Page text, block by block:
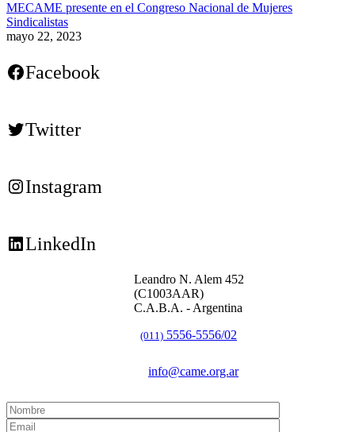
MECAME presente en el Congreso Nacional de Mujeres
Sindicalistas
mayo 22, 2023
Facebook
Twitter
Instagram
LinkedIn
Leandro N. Alem 452
(C1003AAR)
C.A.B.A. - Argentina
(011) 5556-5556/02
info@came.org.ar